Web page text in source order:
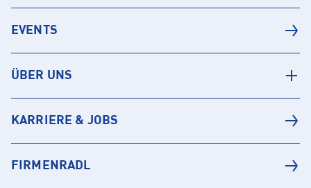
EVENTS
ÜBER UNS
KARRIERE & JOBS
FIRMENRADL